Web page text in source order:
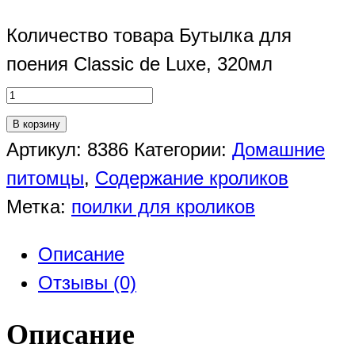
Количество товара Бутылка для
поения Classic de Luxe, 320мл
В корзину
Артикул: 8386 Категории: Домашние
питомцы, Содержание кроликов
Метка: поилки для кроликов
Описание
Отзывы (0)
Описание